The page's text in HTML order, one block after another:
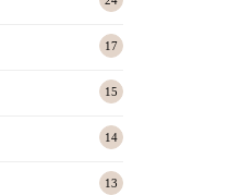
17
15
14
13